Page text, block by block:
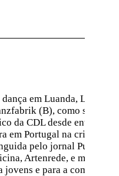
em Luanda, Lisboa,
(B), como sendo
da CDL desde então
em Portugal na criação
pelo jornal Publico
Artenrede, e muitos
e para a